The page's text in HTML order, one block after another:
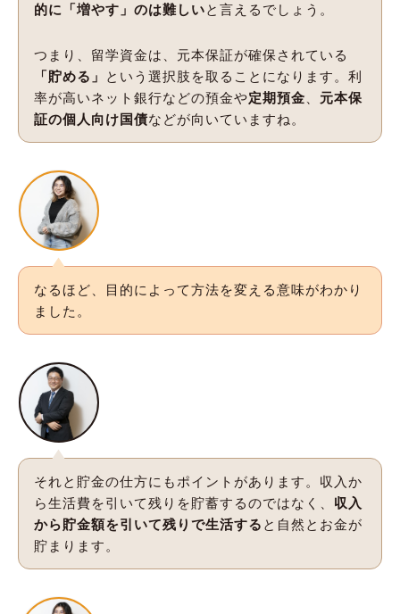
的に「増やす」のは難しいと言えるでしょう。
つまり、留学資金は、元本保証が確保されている
「貯める」
という選択肢を取ることになります。利
率が高いネット銀行などの預金や定期預金
元本保
証の個人向け国債などが向いていますね。
なるほど、目的によって方法を変える意味がわかり
ました。
それと貯金の仕方にもポイントがあります。収入か
ら生活費を引いて残りを貯蓄するのではなく、 収入
から貯金額を引いて残りで生活する と自然とお金が
貯まります。